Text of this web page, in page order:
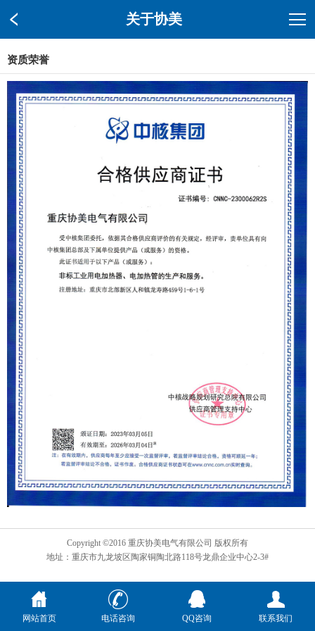
关于协美
资质荣誉
Copyright ©2016 重庆协美电气有限公司 版权所有
地址：重庆市九龙坡区陶家铜陶北路118号龙鼎企业中心2-3#
网站首页 电话咨询 QQ咨询 联系我们